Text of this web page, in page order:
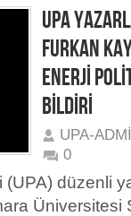
UPA
FURKAN
ENERJİ
BİLDİRİ
UPA-
0
düzenli